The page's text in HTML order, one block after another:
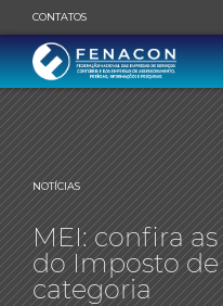
CONTATOS
NOTÍCIAS
MEI: confira
do Imposto de
categoria